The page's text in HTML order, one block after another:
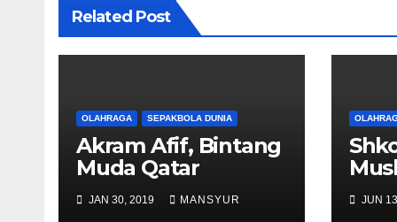
Related Post
OLAHRAGA SEPAKBOLA DUNIA
Akram Afif, Bintang
Muda Qatar
JAN 30, 2019 MANSYUR JUN